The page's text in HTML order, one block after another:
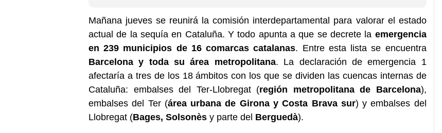
Mañana jueves se reunirá la comisión interdepartamental para valorar el estado
actual de la sequía en Cataluña. Y todo apunta a que se decrete la emergencia
en 239 municipios de 16 comarcas catalanas. Entre esta lista se encuentra
Barcelona y toda su área metropolitana. La declaración de emergencia 1
afectaría a tres de los 18 ámbitos con los que se dividen las cuencas internas de
Cataluña: embalses del Ter-Llobregat (región metropolitana de Barcelona),
embalses del Ter (área urbana de Girona y Costa Brava sur) y embalses del
Llobregat (Bages, Solsonès y parte del Berguedà).